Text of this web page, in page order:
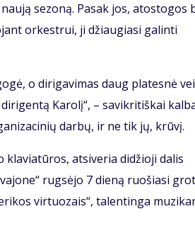
sezoną. Pasak jos, atostogos
orkestrui, ji džiaugiasi galinti
o dirigavimas daug platesnė
Karolį“, – savikritiškai
darbų, ir ne tik jų, krūvį.
klaviatūros, atsiveria didžioji dalis
rugsėjo 7 dieną ruošiasi
virtuozais“, talentinga